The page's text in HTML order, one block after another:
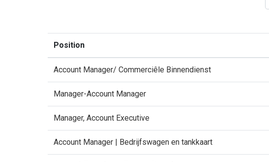
Position
Account Manager/ Commerciêle Binnendienst
Manager-Account Manager
Manager, Account Executive
Account Manager | Bedrijfswagen en tankkaart